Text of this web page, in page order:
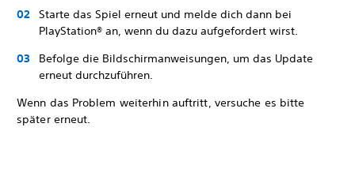
Starte das Spiel erneut und melde dich dann bei
PlayStation® an, wenn du dazu aufgefordert wirst.
Befolge die Bildschirmanweisungen, um das Update
erneut durchzuführen.
Wenn das Problem weiterhin auftritt, versuche es bitte
später erneut.